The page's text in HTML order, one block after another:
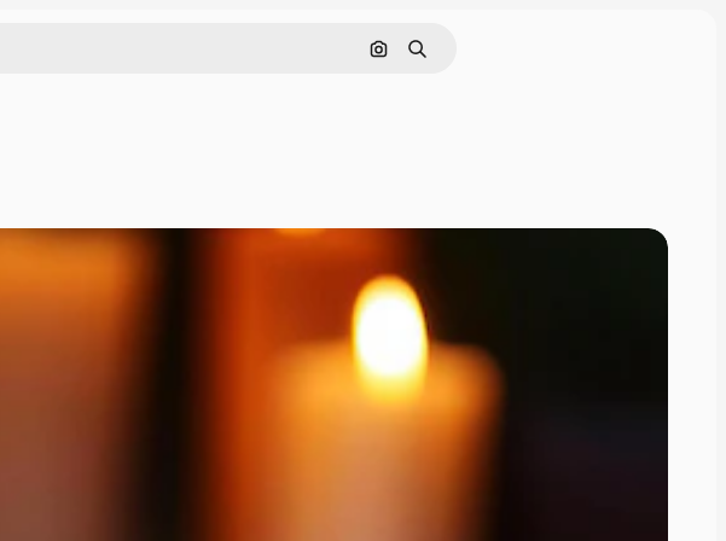
Pesquisar por imagem
Buscar